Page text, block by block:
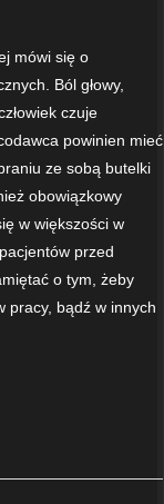
mówi się o
Ból głowy,
czuje
powinien mieć
ze sobą butelki
obowiązkowy
w większości w
przed
o tym, żeby
pracy, bądź w innych